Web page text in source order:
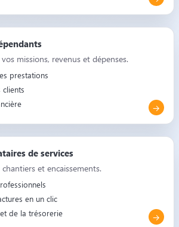
missions, revenus et dépenses.
prestations
clients
de services
et encaissements.
en un clic
de la trésorerie